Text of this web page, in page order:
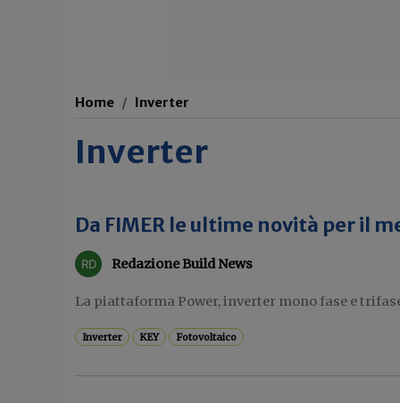
Home Inverter
Inverter
Da FIMER le ultime novità per il
Redazione Build News
La piattaforma Power, inverter mono fase e
Inverter KEY Fotovoltaico